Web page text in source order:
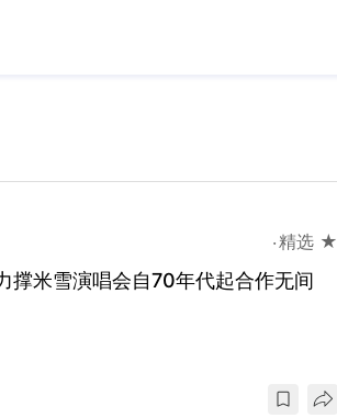
精选 ★
米雪演唱会自70年代起合作无间